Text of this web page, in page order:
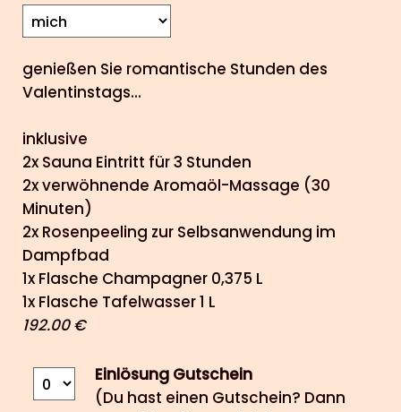
genießen Sie romantische Stunden des
Valentinstags...
inklusive
2x Sauna Eintritt für 3 Stunden
2x verwöhnende Aromaöl-Massage (30
Minuten)
2x Rosenpeeling zur Selbsanwendung im
Dampfbad
1x Flasche Champagner 0,375 L
1x Flasche Tafelwasser 1 L
192.00 €
Einlösung Gutschein
(Du hast einen Gutschein? Dann